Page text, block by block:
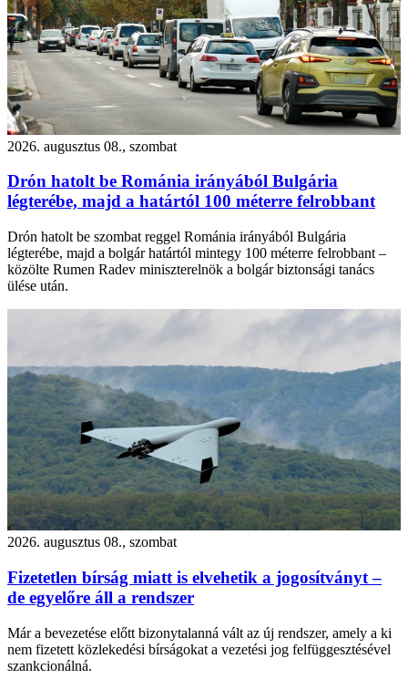
2026. augusztus 08., szombat
Drón hatolt be Románia irányából Bulgária
légterébe, majd a határtól 100 méterre felrobbant
Drón hatolt be szombat reggel Románia irányából Bulgária
légterébe, majd a bolgár határtól mintegy 100 méterre felrobbant –
közölte Rumen Radev miniszterelnök a bolgár biztonsági tanács
ülése után.
2026. augusztus 08., szombat
Fizetetlen bírság miatt is elvehetik a jogosítványt –
de egyelőre áll a rendszer
Már a bevezetése előtt bizonytalanná vált az új rendszer, amely a ki
nem fizetett közlekedési bírságokat a vezetési jog felfüggesztésével
szankcionálná.